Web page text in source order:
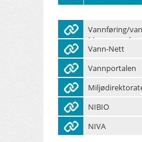
Vannføring/
Vann-Nett
Vannportalen
NIBIO
NIVA